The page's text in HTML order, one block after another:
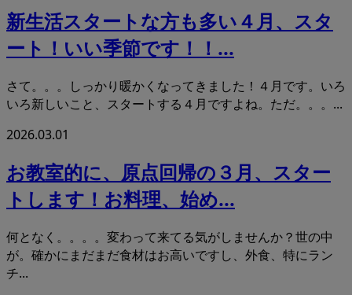
新生活スタートな方も多い４月、スタ
ート！いい季節です！！...
さて。。。しっかり暖かくなってきました！４月です。いろ
いろ新しいこと、スタートする４月ですよね。ただ。。。...
2026.03.01
お教室的に、原点回帰の３月、スター
トします！お料理、始め...
何となく。。。。変わって来てる気がしませんか？世の中
が。確かにまだまだ食材はお高いですし、外食、特にラン
チ...